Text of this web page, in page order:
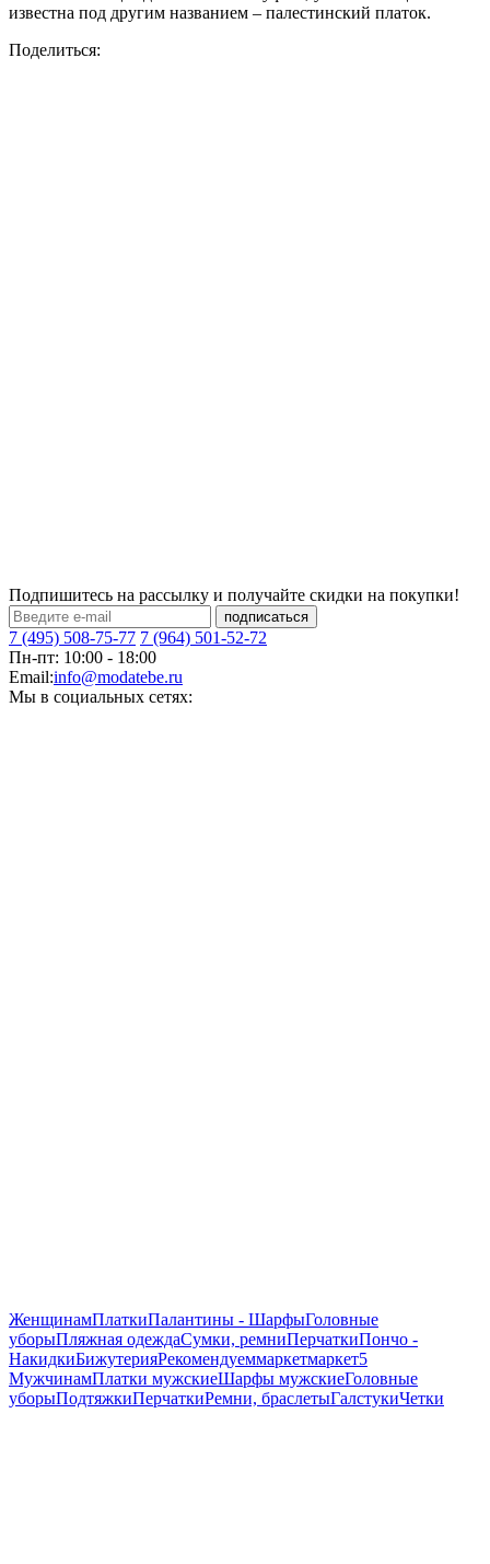
известна под другим названием – палестинский платок.
Поделиться:
Подпишитесь на рассылку и получайте скидки на покупки!
подписаться
7 (495) 508-75-77 7 (964) 501-52-72
Пн-пт: 10:00 - 18:00
Email:info@modatebe.ru
Мы в социальных сетях:
ЖенщинамПлаткиПалантины - ШарфыГоловные
уборыПляжная одеждаСумки, ремниПерчаткиПончо -
НакидкиБижутерияРекомендуеммаркетмаркет5
МужчинамПлатки мужскиеШарфы мужскиеГоловные
уборыПодтяжкиПерчаткиРемни, браслетыГалстукиЧетки